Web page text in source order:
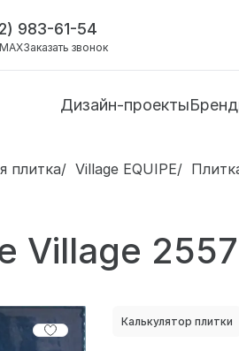
983-61-54
MAXЗаказать звонок
Дизайн-проекты
плитка Village EQUIPE
Village
Калькулятор плитки